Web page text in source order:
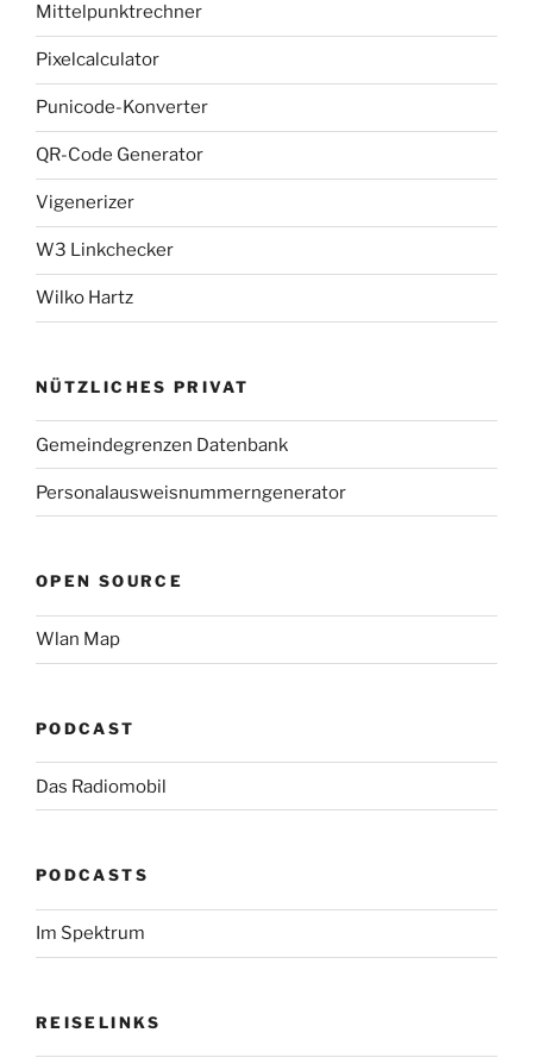
Mittelpunktrechner
Pixelcalculator
Punicode-Konverter
QR-Code Generator
Vigenerizer
W3 Linkchecker
Wilko Hartz
NÜTZLICHES PRIVAT
Gemeindegrenzen Datenbank
Personalausweisnummerngenerator
OPEN SOURCE
Wlan Map
PODCAST
Das Radiomobil
PODCASTS
Im Spektrum
REISELINKS